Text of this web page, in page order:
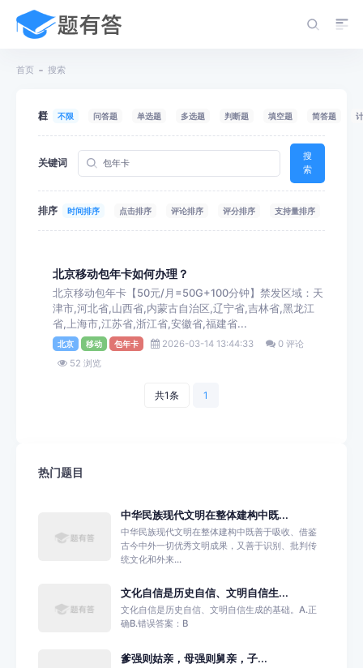
首页 搜索
栏目 不限 问答题 单选题 多选题 判断题 填空题 简答题
关键词
搜
索
排序 时间排序 点击排序 评论排序 评分排序 支持量排序
北京移动包年卡如何办理？
北京移动包年卡【50元/月=50G+100分钟】禁发区域：天
津市,河北省,山西省,内蒙古自治区,辽宁省,吉林省,黑龙江
省,上海市,江苏省,浙江省,安徽省,福建省...
北京 移动 包年卡 2026-03-14 13:44:33
0 评论
52 浏览
共1条 1
热门题目
中华民族现代文明在整体建构中既...
中华民族现代文明在整体建构中既善于吸收、借鉴
古今中外一切优秀文明成果，又善于识别、批判传
统文化和外来...
文化自信是历史自信、文明自信生...
文化自信是历史自信、文明自信生成的基础。A.正
确B.错误答案：B
爹强则姑亲，‌母强则舅亲，‌子...